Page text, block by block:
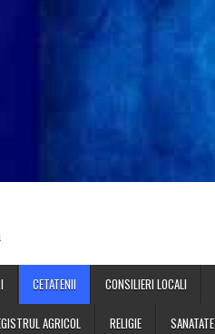
CETATENII CONSILIERI LOCALI
AGRICOL RELIGIE SANATATE